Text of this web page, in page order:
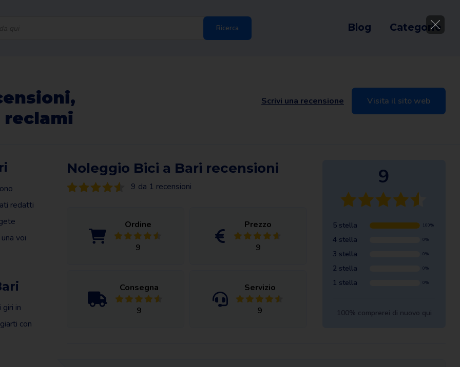
Ricerca Blog Categorie
reclami
Visita il sito web
Scrivi una recensione
redatti
voi
in
con
Noleggio Bici a Bari recensioni
9 da 1 recensioni
Ordine
9
Prezzo
9
Consegna
9
Servizio
9
9
5 stella 100%
4 stella 0%
3 stella 0%
2 stella 0%
1 stella 0%
100% comprerei di nuovo qui